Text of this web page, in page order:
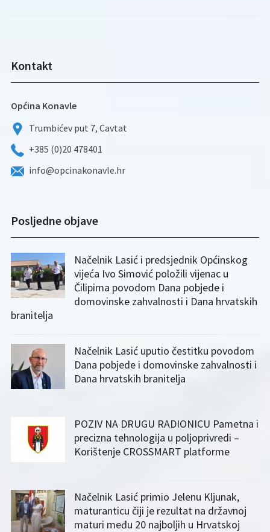
Kontakt
Općina Konavle
Trumbićev put 7, Cavtat
+385 (0)20 478401
info@opcinakonavle.hr
Posljedne objave
Načelnik Lasić i predsjednik Općinskog
vijeća Ivo Simović položili vijenac u
Čilipima povodom Dana pobjede i
domovinske zahvalnosti i Dana hrvatskih
branitelja
Načelnik Lasić uputio čestitku povodom
Dana pobjede i domovinske zahvalnosti i
Dana hrvatskih branitelja
POZIV NA DRUGU RADIONICU Pametna i
precizna tehnologija u poljoprivredi –
Korištenje CROSSMART platforme
Načelnik Lasić primio Jelenu Kljunak,
maturanticu čiji je rezultat na državnoj
maturi među 20 najboljih u Hrvatskoj